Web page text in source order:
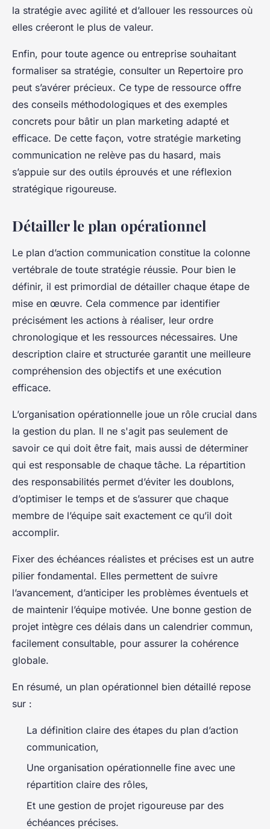
la stratégie avec agilité et d’allouer les ressources où
elles créeront le plus de valeur.
Enfin, pour toute agence ou entreprise souhaitant
formaliser sa stratégie, consulter un Repertoire pro
peut s’avérer précieux. Ce type de ressource offre
des conseils méthodologiques et des exemples
concrets pour bâtir un plan marketing adapté et
efficace. De cette façon, votre stratégie marketing
communication ne relève pas du hasard, mais
s’appuie sur des outils éprouvés et une réflexion
stratégique rigoureuse.
Détailler le plan opérationnel
Le plan d’action communication constitue la colonne
vertébrale de toute stratégie réussie. Pour bien le
définir, il est primordial de détailler chaque étape de
mise en œuvre. Cela commence par identifier
précisément les actions à réaliser, leur ordre
chronologique et les ressources nécessaires. Une
description claire et structurée garantit une meilleure
compréhension des objectifs et une exécution
efficace.
L’organisation opérationnelle joue un rôle crucial dans
la gestion du plan. Il ne s'agit pas seulement de
savoir ce qui doit être fait, mais aussi de déterminer
qui est responsable de chaque tâche. La répartition
des responsabilités permet d’éviter les doublons,
d’optimiser le temps et de s’assurer que chaque
membre de l’équipe sait exactement ce qu’il doit
accomplir.
Fixer des échéances réalistes et précises est un autre
pilier fondamental. Elles permettent de suivre
l’avancement, d’anticiper les problèmes éventuels et
de maintenir l’équipe motivée. Une bonne gestion de
projet intègre ces délais dans un calendrier commun,
facilement consultable, pour assurer la cohérence
globale.
En résumé, un plan opérationnel bien détaillé repose
sur :
La définition claire des étapes du plan d’action
communication,
Une organisation opérationnelle fine avec une
répartition claire des rôles,
Et une gestion de projet rigoureuse par des
échéances précises.